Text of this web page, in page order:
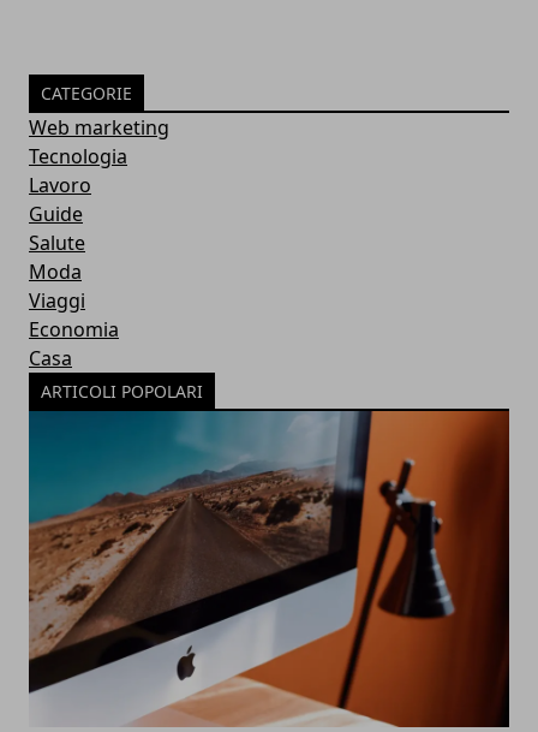
CATEGORIE
Web marketing
Tecnologia
Lavoro
Guide
Salute
Moda
Viaggi
Economia
Casa
ARTICOLI POPOLARI